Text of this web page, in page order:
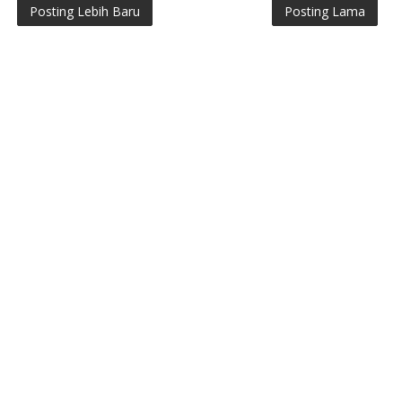
Posting Lebih Baru Posting Lama